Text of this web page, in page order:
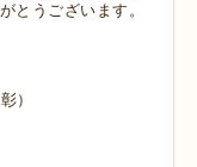
とうございます。
）